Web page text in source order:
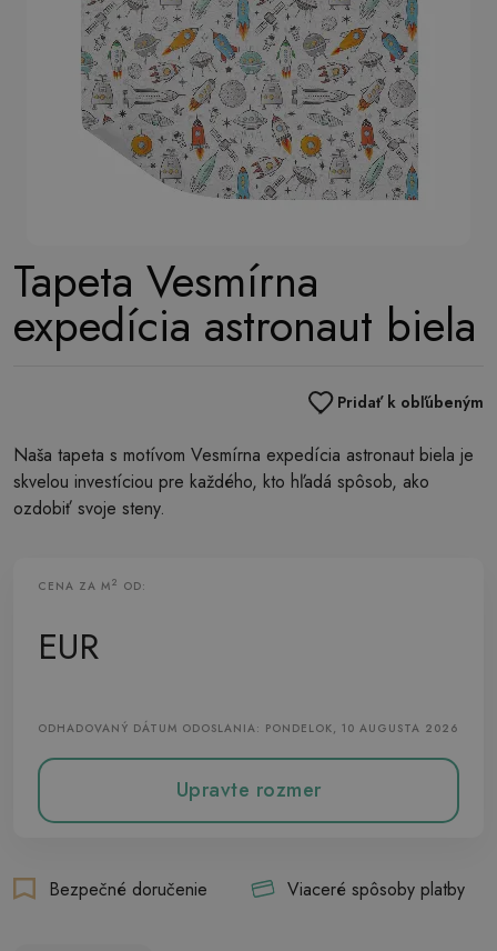
Tapeta Vesmírna
expedícia astronaut biela
Pridať k obľúbeným
Naša tapeta s motívom Vesmírna expedícia astronaut biela je
skvelou investíciou pre každého, kto hľadá spôsob, ako
ozdobiť svoje steny.
CENA ZA M2 OD:
EUR
ODHADOVANÝ DÁTUM ODOSLANIA: PONDELOK, 10 AUGUSTA 2026
Upravte rozmer
Bezpečné doručenie Viaceré spôsoby platby